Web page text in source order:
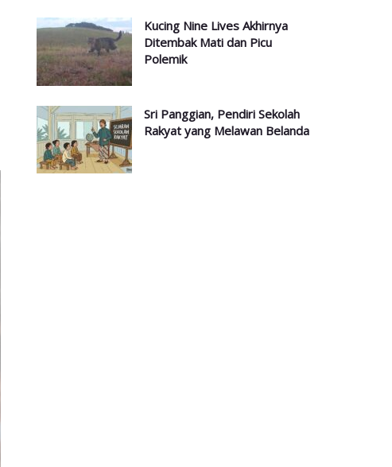
Kucing Nine Lives Akhirnya
Ditembak Mati dan Picu
Polemik
Sri Panggian, Pendiri Sekolah
Rakyat yang Melawan Belanda